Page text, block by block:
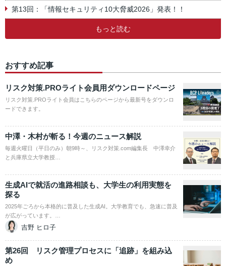
第13回：「情報セキュリティ10大脅威2026」発表！！
もっと読む
おすすめ記事
リスク対策.PROライト会員用ダウンロードページ
リスク対策.PROライト会員はこちらのページから最新号をダウンロ
ードできます。
中澤・木村が斬る！今週のニュース解説
毎週火曜日（平日のみ）朝9時～、リスク対策.com編集長 中澤幸介
と兵庫県立大学教授…
生成AIで就活の進路相談も、大学生の利用実態を
探る
2025年ごろから本格的に普及した生成AI。大学教育でも、急速に普及
が広がっています。…
吉野 ヒロ子
第26回 リスク管理プロセスに「追跡」を組み込
め